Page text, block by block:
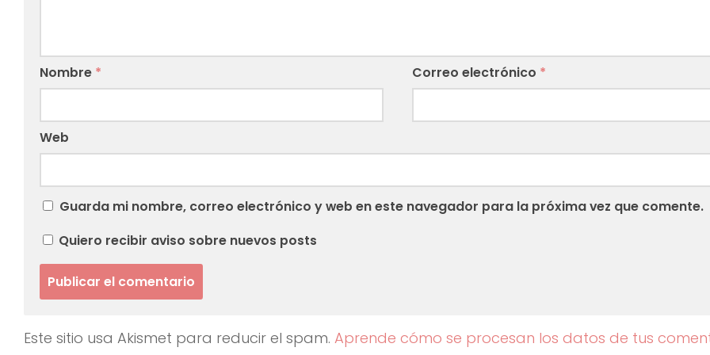
Nombre * Correo electrónico *
Web
Guarda mi nombre, correo electrónico y web en este navegador para la próxima vez que comente.
Quiero recibir aviso sobre nuevos posts
Este sitio usa Akismet para reducir el spam. Aprende cómo se procesan los datos de tus